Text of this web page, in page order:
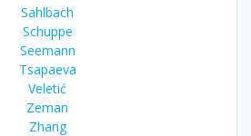
Sahlbach
Schuppe
Seemann
Tsapaeva
Veletić
Zeman
Zhang